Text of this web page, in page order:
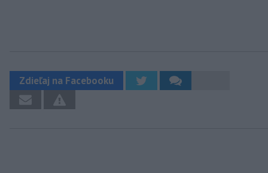
Zdieľaj na Facebooku